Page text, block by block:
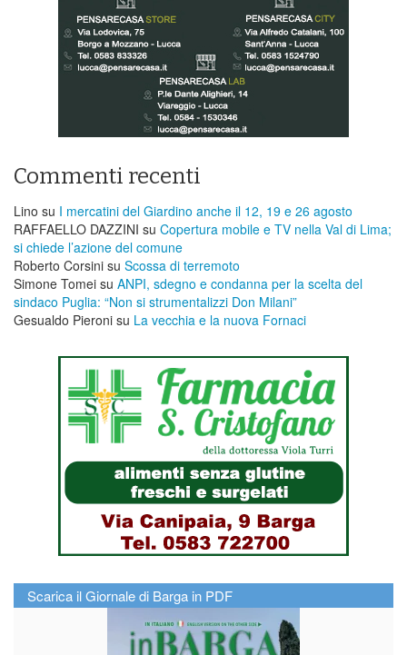
Commenti recenti
Lino su I mercatini del Giardino anche il 12, 19 e 26 agosto
RAFFAELLO DAZZINI su ​Copertura mobile e TV nella Val di Lima;
si chiede l’azione del comune
Roberto Corsini su Scossa di terremoto
Simone Tomei su ANPI, sdegno e condanna per la scelta del
sindaco Puglia: “Non si strumentalizzi Don Milani”
Gesualdo Pieroni su La vecchia e la nuova Fornaci
Scarica il Giornale di Barga in PDF